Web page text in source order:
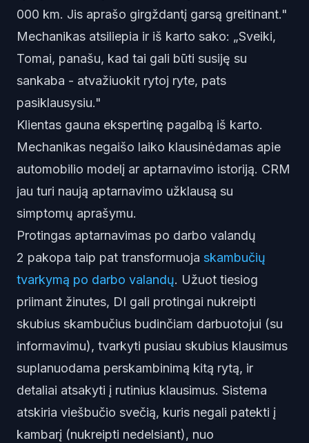
000 km. Jis aprašo girgždantį garsą greitinant."
Mechanikas atsiliepia ir iš karto sako: „Sveiki,
Tomai, panašu, kad tai gali būti susiję su
sankaba - atvažiuokit rytoj ryte, pats
pasiklausysiu."
Klientas gauna ekspertinę pagalbą iš karto.
Mechanikas negaišo laiko klausinėdamas apie
automobilio modelį ar aptarnavimo istoriją. CRM
jau turi naują aptarnavimo užklausą su
simptomų aprašymu.
Protingas aptarnavimas po darbo valandų
2 pakopa taip pat transformuoja skambučių
tvarkymą po darbo valandų. Užuot tiesiog
priimant žinutes, DI gali protingai nukreipti
skubius skambučius budinčiam darbuotojui (su
informavimu), tvarkyti pusiau skubius klausimus
suplanuodama perskambinimą kitą rytą, ir
detaliai atsakyti į rutinius klausimus. Sistema
atskiria viešbučio svečią, kuris negali patekti į
kambarį (nukreipti nedelsiant), nuo